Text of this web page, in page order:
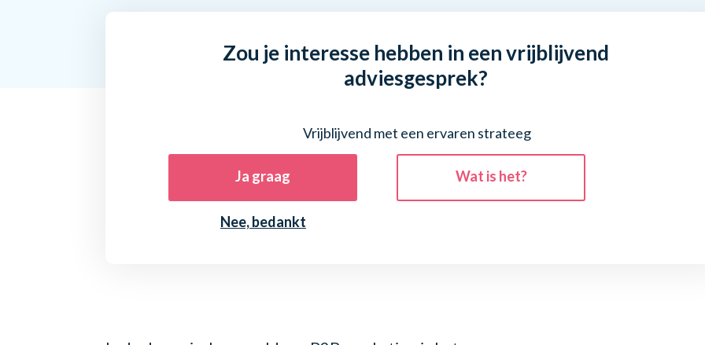
Zou je interesse hebben in een vrijblijvend
adviesgesprek?
Vrijblijvend met een ervaren strateeg
Ja graag Wat is het?
Nee, bedankt